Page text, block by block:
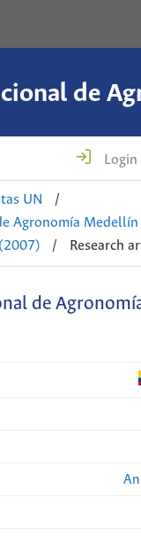
Login
UN
/
Agronomía Medellín
/ Research
de